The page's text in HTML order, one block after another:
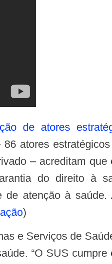
de atores
atores
– acreditam
do direito à
atenção à
)
“O SUS